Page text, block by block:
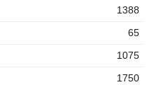
1388
65
1075
1750